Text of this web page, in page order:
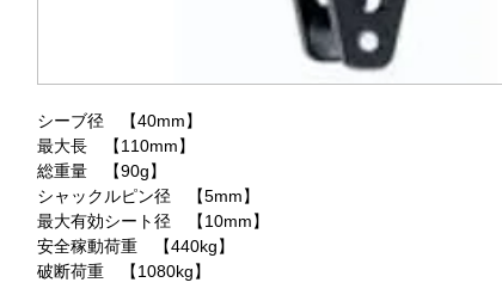
シーブ径 【40mm】
最大長 【110mm】
総重量 【90g】
シャックルピン径 【5mm】
最大有効シート径 【10mm】
安全稼動荷重 【440kg】
破断荷重 【1080kg】